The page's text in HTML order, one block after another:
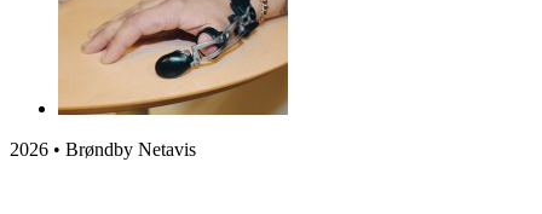
2026 • Brøndby Netavis